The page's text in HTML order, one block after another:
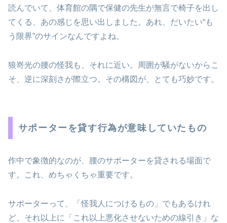
読んでいて、体育館の隅で保健の先生が無言で椅子を出し
てくる、あの感じを思い出しました。あれ、だいたい“も
う限界”のサインなんですよね。
狼嵜光の腰の怪我も、それに近い。周囲が騒がないからこ
そ、逆に深刻さが際立つ。その構図が、とても巧妙です。
サポーターを貸す行為が意味していたもの
作中で象徴的なのが、腰のサポーターを貸される場面で
す。これ、めちゃくちゃ重要です。
サポーターって、「怪我人につけるもの」でもあるけれ
ど、それ以上に「これ以上悪化させないための線引き」な